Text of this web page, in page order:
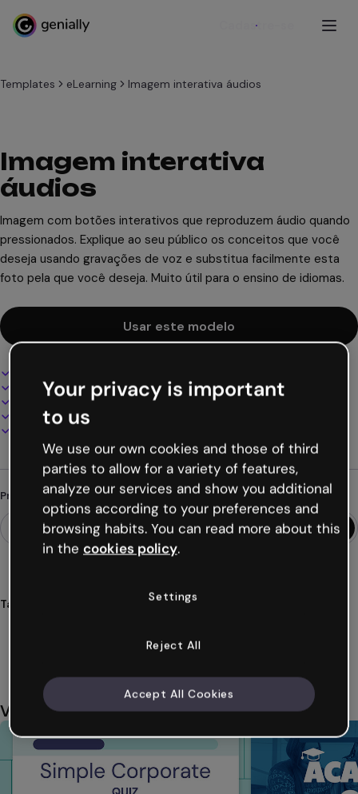
Cadastre-se
Templates eLearning Imagem interativa áudios
Imagem interativa
áudios
Imagem com botões interativos que reproduzem áudio quando
pressionados. Explique ao seu público os conceitos que você
deseja usando gravações de voz e substitua facilmente esta
foto pela que você deseja. Muito útil para o ensino de idiomas.
Usar este modelo
100% personalizável
Adicione áudio, vídeo e multimídia
Apresente, compartilhe ou publique online
Baixe em PDF, MP4 e outros formatos
Procurando algo diferente?
Tags
Você também pode gostar
Your privacy is important
to us
We use our own cookies and those of third
parties to allow for a variety of features,
analyze our services and show you additional
options according to your preferences and
browsing habits. You can read more about this
in the cookies policy.
Settings
Reject All
Accept All Cookies